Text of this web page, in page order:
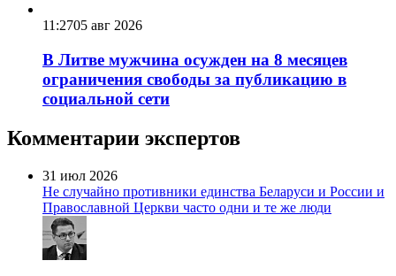
11:2705 авг 2026
В Литве мужчина осужден на 8 месяцев
ограничения свободы за публикацию в
социальной сети
Комментарии экспертов
31 июл 2026
Не случайно противники единства Беларуси и России и
Православной Церкви часто одни и те же люди